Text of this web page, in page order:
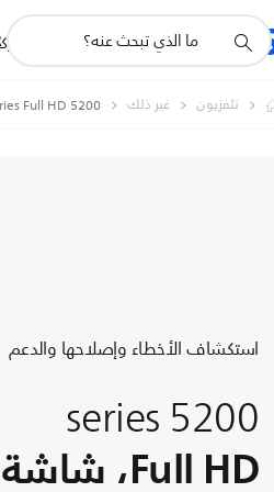
المنتجات
أيقونة
دعم
تلفزيون غير ذلك 5200 series Full HD، شاشة رفيعة، LED TV
استكشاف الأخطاء وإصلاحها والدعم
5200 series